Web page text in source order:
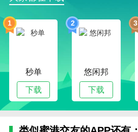
1
秒单
下载
2
悠闲邦
下载
3